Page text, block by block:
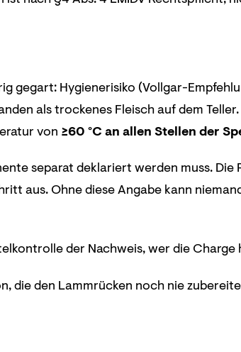
gegart: Hygienerisiko (Vollgar-
als trockenes Fleisch auf dem
von ≥60 °C an allen Stellen der
separat deklariert werden muss.
aus. Ohne diese Angabe kann
der Nachweis, wer die Charge
die den Lammrücken noch nie